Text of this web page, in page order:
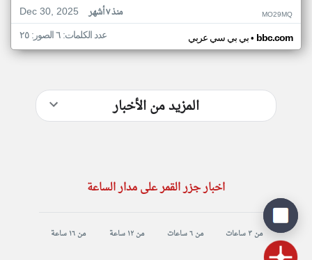
Dec 30, 2025
منذ ٧ أشهر MO29MQ
بي بي سي عربي• bbc.com عدد الكلمات: ٦ الصور: ٢٥
المزيد من الأخبار
اخبار جزر القمر على مدار الساعة
من ٣ ساعات من ٦ ساعات من ١٢ ساعة من ١٦ ساعة